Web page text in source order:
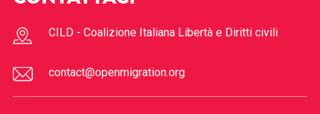
CILD - Coalizione Italiana Libertà e Diritti civili
contact@openmigration.org